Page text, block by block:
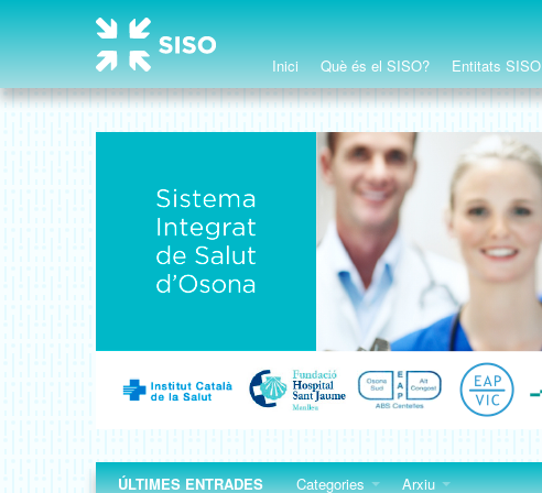
Inici Què és el SISO? Entitats SISO
ÚLTIMES ENTRADES Categories Arxiu